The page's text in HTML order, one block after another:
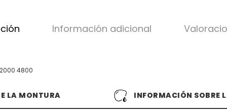
Información adicional
2000 4800
LA MONTURA INFORMACIÓN SOBRE